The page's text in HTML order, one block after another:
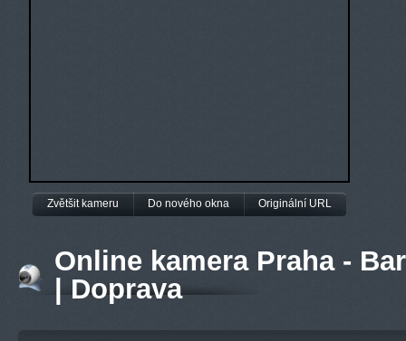
Zvětšit kameru Do nového okna Originální URL
Online kamera Praha -
| Doprava